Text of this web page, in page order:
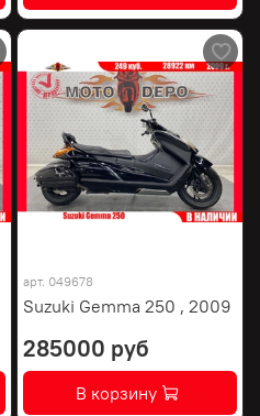
арт. 049678
Suzuki Gemma 250 , 2009
285000 руб
В корзину